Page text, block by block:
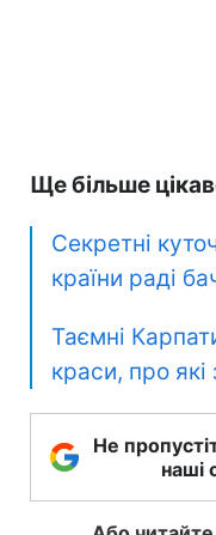
Ще більше
Секретні
країни раді
Таємні
краси, про які
Не
наші